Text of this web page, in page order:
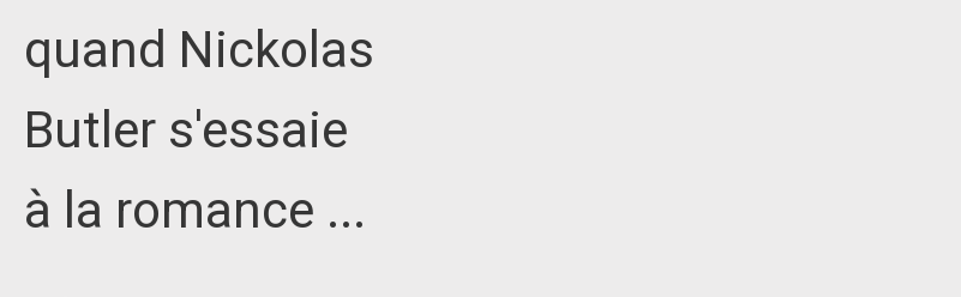
quand Nickolas
Butler s'essaie
à la romance ...